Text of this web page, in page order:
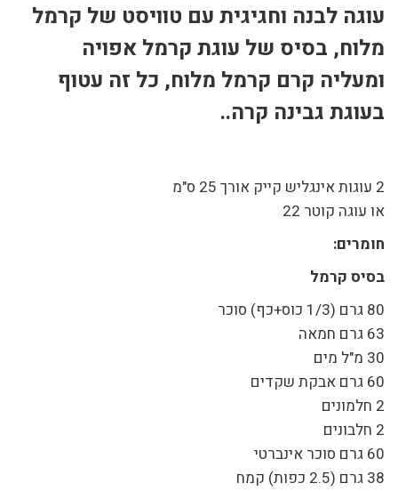
עוגה לבנה וחגיגית עם טוויסט של קרמל
מלוח, בסיס של עוגת קרמל אפויה
ומעליה קרם קרמל מלוח, כל זה עטוף
בעוגת גבינה קרה..
2 עוגות אינגליש קייק אורך 25 ס"מ
או עוגה קוטר 22
חומרים:
בסיס קרמל
80 גרם (1/3 כוס+כף) סוכר
63 גרם חמאה
30 מ"ל מים
60 גרם אבקת שקדים
2 חלמונים
2 חלבונים
60 גרם סוכר אינברטי
38 גרם (2.5 כפות) קמח